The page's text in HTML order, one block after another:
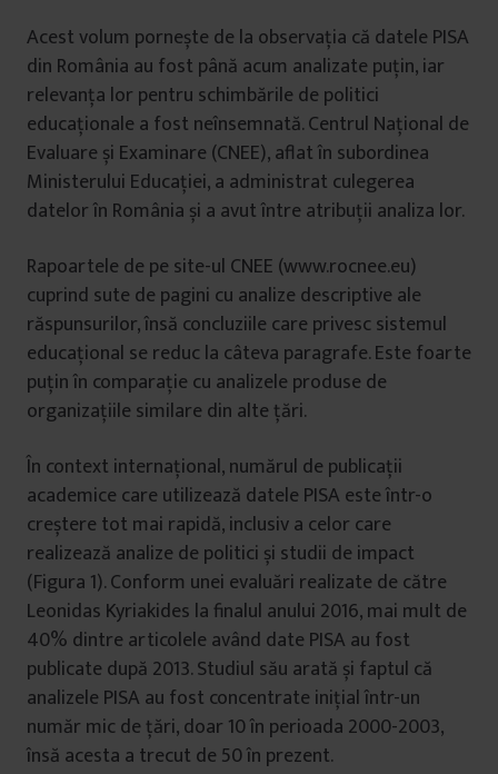
Acest volum pornește de la observația că datele PISA
din România au fost până acum analizate puțin, iar
relevanța lor pentru schimbările de politici
educaționale a fost neînsemnată. Centrul Naţional de
Evaluare și Examinare (CNEE), aflat în subordinea
Ministerului Educației, a administrat culegerea
datelor în România și a avut între atribuții analiza lor.
Rapoartele de pe site-ul CNEE (www.rocnee.eu)
cuprind sute de pagini cu analize descriptive ale
răspunsurilor, însă concluziile care privesc sistemul
educațional se reduc la câteva paragrafe. Este foarte
puțin în comparație cu analizele produse de
organizațiile similare din alte țări.
În context internațional, numărul de publicații
academice care utilizează datele PISA este într-o
creștere tot mai rapidă, inclusiv a celor care
realizează analize de politici și studii de impact
(Figura 1). Conform unei evaluări realizate de către
Leonidas Kyriakides la finalul anului 2016, mai mult de
40% dintre articolele având date PISA au fost
publicate după 2013. Studiul său arată și faptul că
analizele PISA au fost concentrate inițial într-un
număr mic de țări, doar 10 în perioada 2000-2003,
însă acesta a trecut de 50 în prezent.